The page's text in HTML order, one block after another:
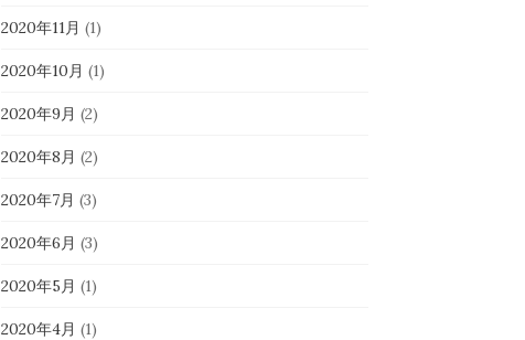
2020年11月 (1)
2020年10月 (1)
2020年9月 (2)
2020年8月 (2)
2020年7月 (3)
2020年6月 (3)
2020年5月 (1)
2020年4月 (1)